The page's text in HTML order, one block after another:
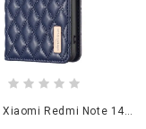
Flip Case Xiaomi Redmi Note 14 Pro 5g Handyhülle Binfen Color Gesteppt